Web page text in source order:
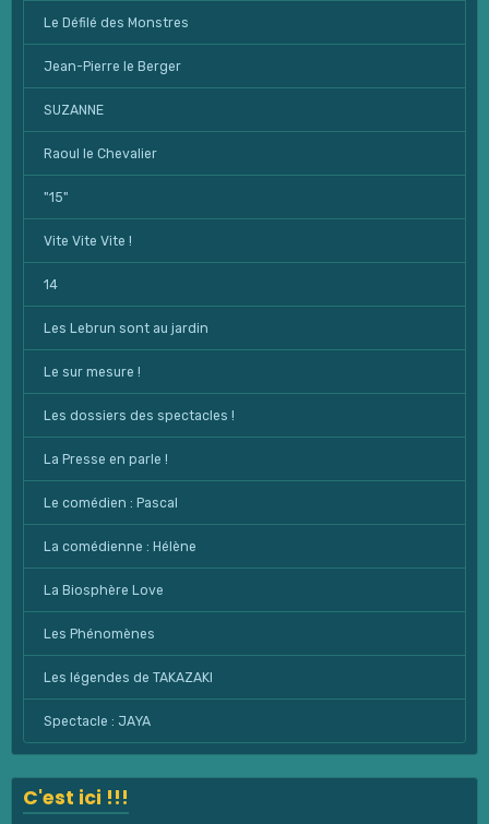
Le Défilé des Monstres
Jean-Pierre le Berger
SUZANNE
Raoul le Chevalier
"15"
Vite Vite Vite !
14
Les Lebrun sont au jardin
Le sur mesure !
Les dossiers des spectacles !
La Presse en parle !
Le comédien : Pascal
La comédienne : Hélène
La Biosphère Love
Les Phénomènes
Les légendes de TAKAZAKI
Spectacle : JAYA
C'est ici !!!